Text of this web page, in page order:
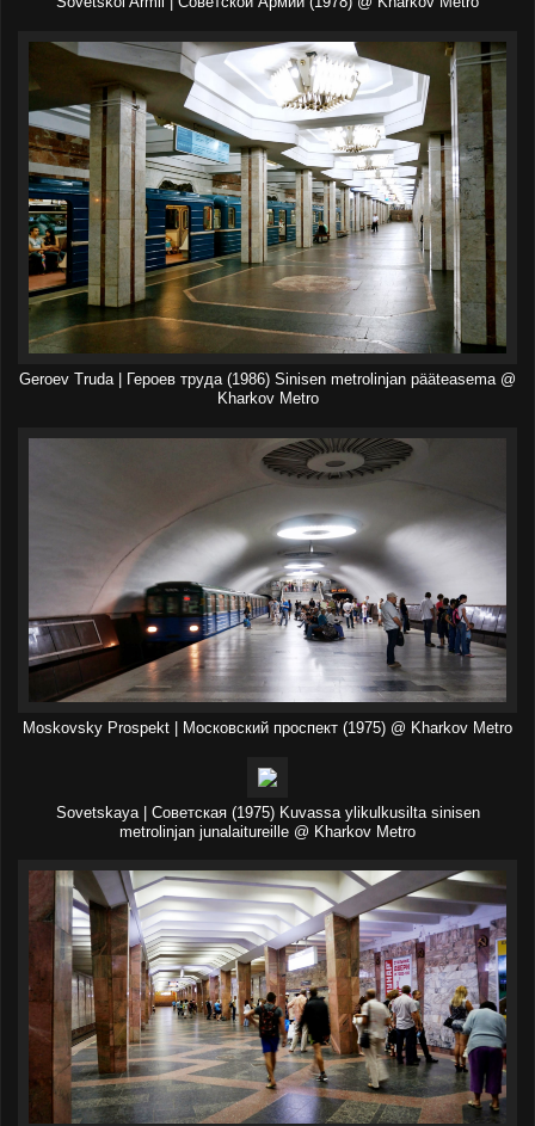
Geroev Truda | Героев труда (1986) Sinisen metrolinjan pääteasema @
Kharkov Metro
Moskovsky Prospekt | Московский проспект (1975) @ Kharkov Metro
Sovetskaya | Советская (1975) Kuvassa ylikulkusilta sinisen
metrolinjan junalaitureille @ Kharkov Metro